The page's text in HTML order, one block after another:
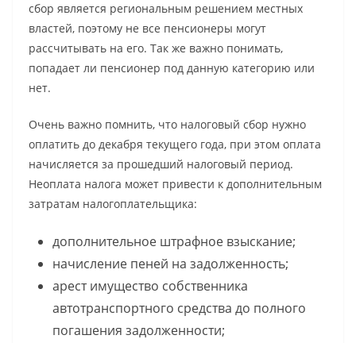
сбор является региональным решением местных
властей, поэтому не все пенсионеры могут
рассчитывать на его. Так же важно понимать,
попадает ли пенсионер под данную категорию или
нет.
Очень важно помнить, что налоговый сбор нужно
оплатить до декабря текущего года, при этом оплата
начисляется за прошедший налоговый период.
Неоплата налога может привести к дополнительным
затратам налогоплательщика:
дополнительное штрафное взыскание;
начисление пеней на задолженность;
арест имущество собственника
автотранспортного средства до полного
погашения задолженности;